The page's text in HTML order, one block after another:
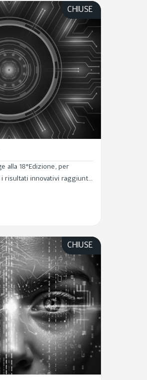
alla 18°Edizione, per
risultati innovativi raggiunti
CHIUSE
CHIUSE